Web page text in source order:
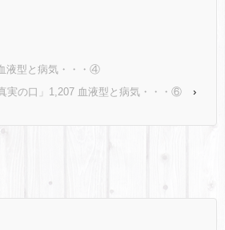
液型と病気・・・④
真実の口」1,207 血液型と病気・・・⑥
›